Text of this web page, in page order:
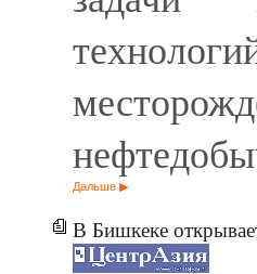
Дальше
В Бишкеке открывается